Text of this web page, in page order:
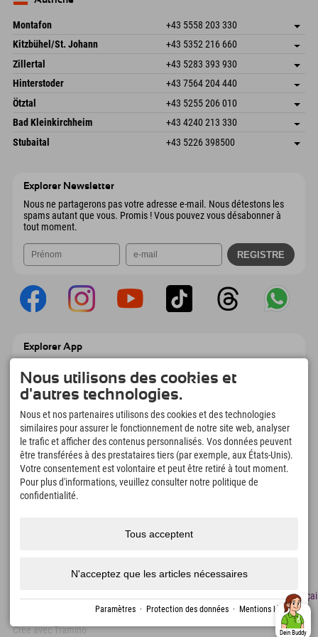
Montafon +43 5558 203 330
Dorfstr. 127b
6793 Gaschurn/Montafon
Autriche
Enregistrer l'adresse
Réservation
Kitzbühel/St. Johann +43 5352 216 660
Speckbacherstraße 87
6380 St. Johann in Tirol
Autriche
Enregistrer l'adresse
Informations d'arrivée
Réservation
Zillertal +43 5283 393 930
Schmiedau 2
Autriche
Enregistrer l'adresse
Réservation
Hinterstoder +43 7564 204 440
Freizeitpark 10
4573 Hinterstoder
Autriche
Enregistrer l'adresse
Informations d'arrivée
Réservation
Ötztal +43 5255 206 010
Gscheat 14
Autriche
Enregistrer l'adresse
Réservation
Bad Kleinkirchheim +43 4240 213 330
Dorfstraße 24
9546 Bad Kleinkirchheim
Enregistrer l'adresse
Informations d'arrivée
Stubaital +43 5226 398500
Explorer Newsletter
Nous ne partagerons pas votre adresse e-mail. Nous détestons les
spams autant que vous. Promis ! Vous pouvez vous désabonner à
tout moment.
Explorer App
Explorer à emporter avec aperçu de vos
réservations, liste de choses à faire, aperçu
des restaurants et bien plus encore.
Téléchargez-le maintenant !
L'heure des moments d'exploration
166
Lacs de montagne et
piscines d'aventure
4.634 km
Pistes de ski et de
Sentiers de randonnée et
Mentions Protection Accessibilité presse Certificats
de
Emplois
Créé avec Tramino Dein Buddy
Nous utilisons des cookies et
d'autres technologies.
Nous et nos partenaires utilisons des cookies et des technologies
similaires pour assurer le fonctionnement de notre site web, analyser
le trafic et afficher des contenus personnalisés. Vos données peuvent
être transférées à des prestataires tiers (par exemple, aux États-Unis).
Votre consentement est volontaire et peut être retiré à tout moment.
Pour plus d'informations, veuillez consulter notre politique de
confidentialité.
Tous acceptent
N'acceptez que les articles nécessaires
Paramètres · Protection des données · Mentions légales